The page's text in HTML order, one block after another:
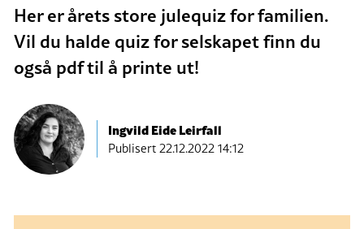
Her er årets store julequiz for familien.
Vil du halde quiz for selskapet finn du
også pdf til å printe ut!
Ingvild Eide Leirfall
Publisert22.12.2022 14:12